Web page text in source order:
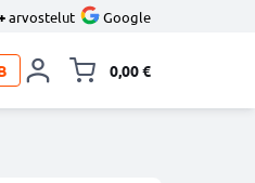
arvostelut Google
0,00 €